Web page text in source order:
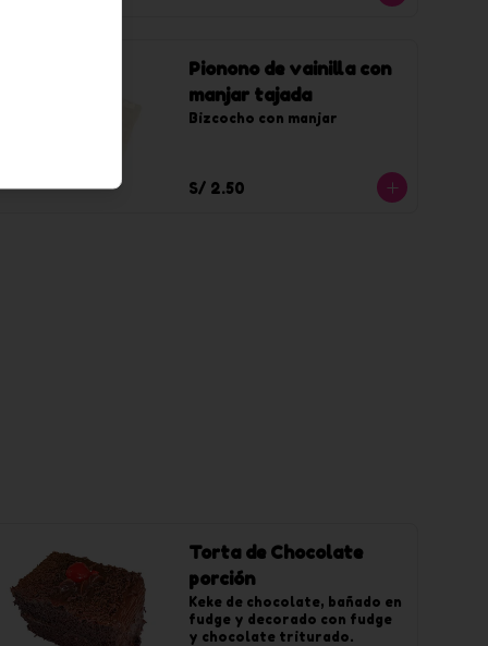
Pionono de vainilla con
manjar tajada
Bizcocho con manjar
S/ 2.50
Torta de Chocolate
porción
Keke de chocolate, bañado en
fudge y decorado con fudge
y chocolate triturado.